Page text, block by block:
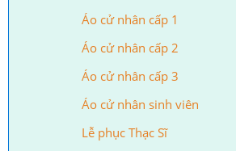
Áo cử nhân cấp 1
Áo cử nhân cấp 2
Áo cử nhân cấp 3
Áo cử nhân sinh viên
Lễ phục Thạc Sĩ